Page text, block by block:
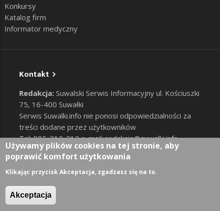
Konkursy
Katalog firm
Informator medyczny
Kontakt
Redakcja: Suwalski Serwis Informacyjny ul. Kościuszki
75, 16-400 Suwałki
Serwis Suwalki.info nie ponosi odpowiedzialności za
treści dodane przez użytkowników
Tel: 885-212-212 e-mail:redakcja@suwalki.info,
reklama@suwalki.info
RODO |Cookies
User account menu
Zaloguj
Używamy plików cookies na tej stronie, aby
poprawić komfort użytkowania
Klikając przycisk Akceptacja, zgadzasz się na to.
Akceptacja